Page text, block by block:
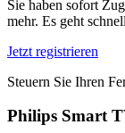
Sie haben sofort
mehr. Es geht
Jetzt registrieren
Steuern Sie Ihren
Philips Smart